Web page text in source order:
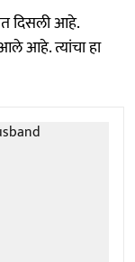
दिसली आहे.
आहे. त्यांचा हा